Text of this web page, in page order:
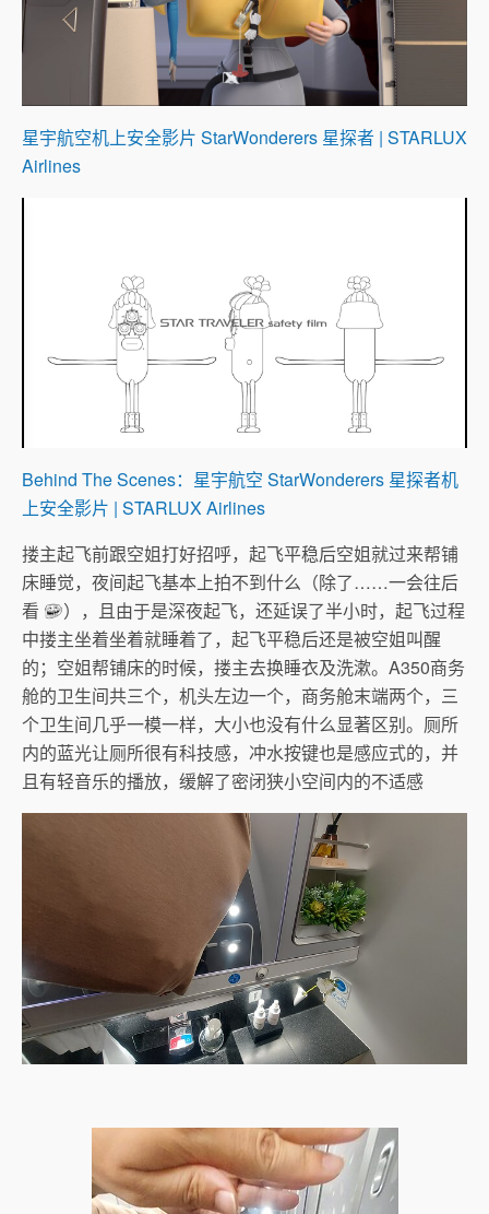
星宇航空机上安全影片 StarWonderers 星探者 | STARLUX
Airlines
Behind The Scenes：星宇航空 StarWonderers 星探者机
上安全影片 | STARLUX Airlines
搂主起飞前跟空姐打好招呼，起飞平稳后空姐就过来帮铺
床睡觉，夜间起飞基本上拍不到什么（除了……一会往后
看
），且由于是深夜起飞，还延误了半小时，起飞过程
中搂主坐着坐着就睡着了，起飞平稳后还是被空姐叫醒
的；空姐帮铺床的时候，搂主去换睡衣及洗漱。A350商务
舱的卫生间共三个，机头左边一个，商务舱末端两个，三
个卫生间几乎一模一样，大小也没有什么显著区别。厕所
内的蓝光让厕所很有科技感，冲水按键也是感应式的，并
且有轻音乐的播放，缓解了密闭狭小空间内的不适感